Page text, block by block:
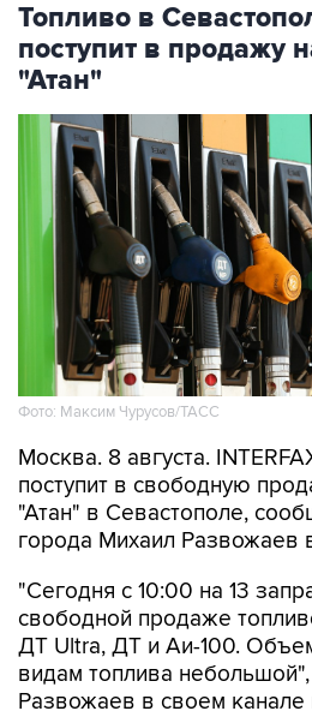
Топливо в
поступит в продажу
"Атан"
Фото: Максим Чурусов/ТАСС
Москва. 8 августа.
поступит в свободную
"Атан" в Севастополе,
города Михаил Развожаев
"Сегодня с 10:00 на 13
свободной продаже
ДТ Ultra, ДТ и Аи-100.
видам топлива
Развожаев в своем канале